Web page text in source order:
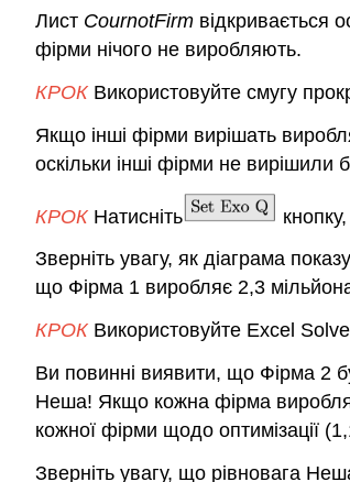
Лист CournotFirm відкривається
фірми нічого не виробляють.
КРОК Використовуйте смугу
Якщо інші фірми вирішать
оскільки інші фірми не вирішили
КРОК Натисніть
Зверніть увагу, як діаграма
що Фірма 1 виробляє 2,3
КРОК Використовуйте Excel
Ви повинні виявити, що Фірма 2
Неша! Якщо кожна фірма
кожної фірми щодо оптимізації
Зверніть увагу, що рівновага